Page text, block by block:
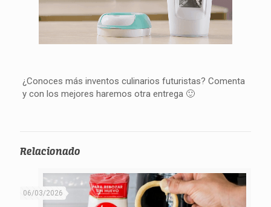
¿Conoces más inventos culinarios futuristas? Comenta
y con los mejores haremos otra entrega 🙂
Relacionado
06/03/2026